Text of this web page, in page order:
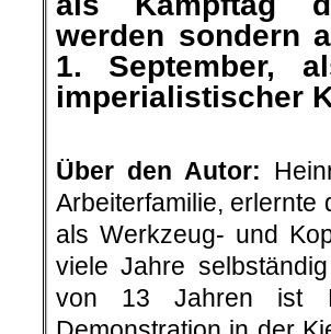
werden sondern
1. September,
imperialistischer
Über den Autor:
Arbeiterfamilie, erlernte
als Werkzeug- und
viele Jahre
von 13 Jahren ist